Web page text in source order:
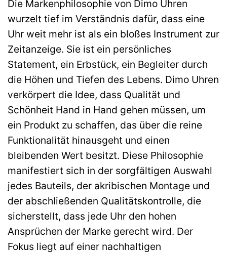
Die Markenphilosophie von Dimo Uhren
wurzelt tief im Verständnis dafür, dass eine
Uhr weit mehr ist als ein bloßes Instrument zur
Zeitanzeige. Sie ist ein persönliches
Statement, ein Erbstück, ein Begleiter durch
die Höhen und Tiefen des Lebens. Dimo Uhren
verkörpert die Idee, dass Qualität und
Schönheit Hand in Hand gehen müssen, um
ein Produkt zu schaffen, das über die reine
Funktionalität hinausgeht und einen
bleibenden Wert besitzt. Diese Philosophie
manifestiert sich in der sorgfältigen Auswahl
jedes Bauteils, der akribischen Montage und
der abschließenden Qualitätskontrolle, die
sicherstellt, dass jede Uhr den hohen
Ansprüchen der Marke gerecht wird. Der
Fokus liegt auf einer nachhaltigen